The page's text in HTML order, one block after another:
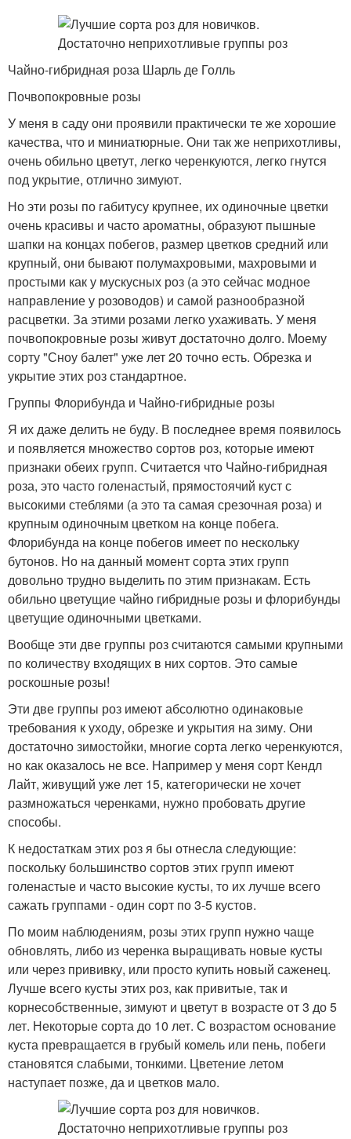
Чайно-гибридная роза Шарль де Голль
Почвопокровные розы
У меня в саду они проявили практически те же хорошие
качества, что и миниатюрные. Они так же неприхотливы,
очень обильно цветут, легко черенкуются, легко гнутся
под укрытие, отлично зимуют.
Но эти розы по габитусу крупнее, их одиночные цветки
очень красивы и часто ароматны, образуют пышные
шапки на концах побегов, размер цветков средний или
крупный, они бывают полумахровыми, махровыми и
простыми как у мускусных роз (а это сейчас модное
направление у розоводов) и самой разнообразной
расцветки. За этими розами легко ухаживать. У меня
почвопокровные розы живут достаточно долго. Моему
сорту "Сноу балет" уже лет 20 точно есть. Обрезка и
укрытие этих роз стандартное.
Группы Флорибунда и Чайно-гибридные розы
Я их даже делить не буду. В последнее время появилось
и появляется множество сортов роз, которые имеют
признаки обеих групп. Считается что Чайно-гибридная
роза, это часто голенастый, прямостоячий куст с
высокими стеблями (а это та самая срезочная роза) и
крупным одиночным цветком на конце побега.
Флорибунда на конце побегов имеет по нескольку
бутонов. Но на данный момент сорта этих групп
довольно трудно выделить по этим признакам. Есть
обильно цветущие чайно гибридные розы и флорибунды
цветущие одиночными цветками.
Вообще эти две группы роз считаются самыми крупными
по количеству входящих в них сортов. Это самые
роскошные розы!
Эти две группы роз имеют абсолютно одинаковые
требования к уходу, обрезке и укрытия на зиму. Они
достаточно зимостойки, многие сорта легко черенкуются,
но как оказалось не все. Например у меня сорт Кендл
Лайт, живущий уже лет 15, категорически не хочет
размножаться черенками, нужно пробовать другие
способы.
К недостаткам этих роз я бы отнесла следующие:
поскольку большинство сортов этих групп имеют
голенастые и часто высокие кусты, то их лучше всего
сажать группами - один сорт по 3-5 кустов.
По моим наблюдениям, розы этих групп нужно чаще
обновлять, либо из черенка выращивать новые кусты
или через прививку, или просто купить новый саженец.
Лучше всего кусты этих роз, как привитые, так и
корнесобственные, зимуют и цветут в возрасте от 3 до 5
лет. Некоторые сорта до 10 лет. С возрастом основание
куста превращается в грубый комель или пень, побеги
становятся слабыми, тонкими. Цветение летом
наступает позже, да и цветков мало.